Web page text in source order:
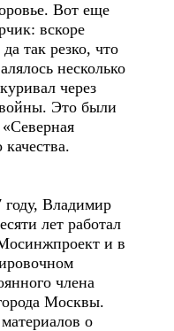
Вот еще
вскоре
так резко, что
несколько
через
войны. Это были
качества.
Владимир
лет работал
и в
члена
Москвы.
о